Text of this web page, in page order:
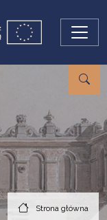
Strona główna